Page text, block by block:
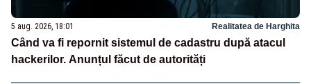
5 aug. 2026, 18:01 Realitatea de Harghita
Când va fi repornit sistemul de cadastru după atacul
hackerilor. Anunțul făcut de autorități